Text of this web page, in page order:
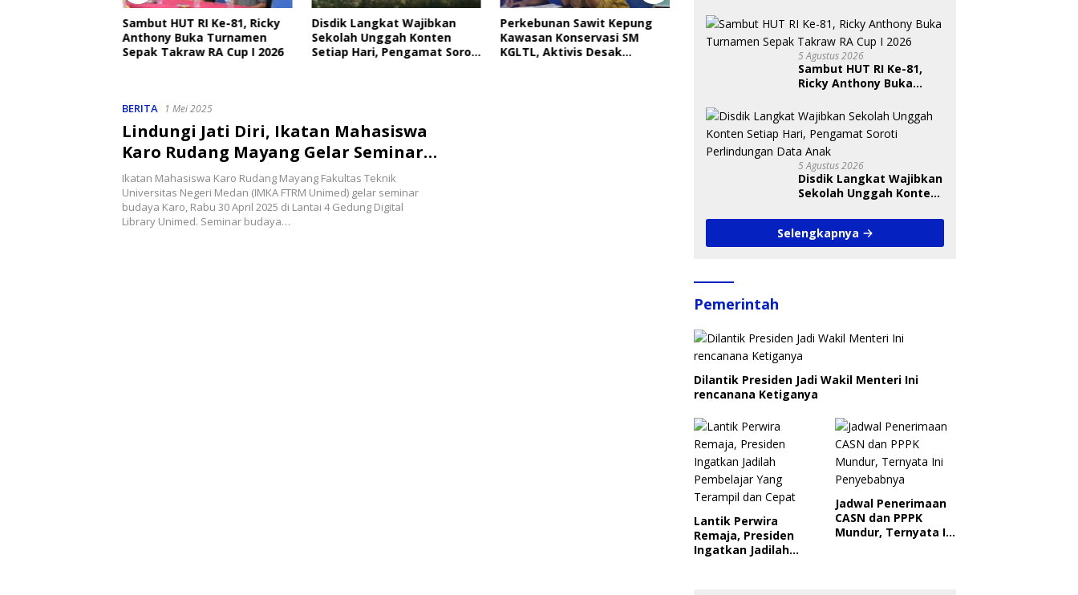
Sambut HUT RI Ke-81, Ricky
Anthony Buka Turnamen
Sepak Takraw RA Cup I 2026
Disdik Langkat Wajibkan
Sekolah Unggah Konten
Setiap Hari, Pengamat Soroti
Perkebunan Sawit Kepung
Kawasan Konservasi SM
KGLTL, Aktivis Desak
Indri Nugraheni: Festival
Sayang Anak Harus Jadi
Gerakan Berkelanjutan
Perlindungan Anak
BKSDA Segera Evaluasi
Perkebunan Sawit di
Langkat
BERITA 1 Mei 2025
Lindungi Jati Diri, Ikatan Mahasiswa
Karo Rudang Mayang Gelar Seminar
Budaya
Ikatan Mahasiswa Karo Rudang Mayang Fakultas Teknik
Universitas Negeri Medan (IMKA FTRM Unimed) gelar seminar
budaya Karo, Rabu 30 April 2025 di Lantai 4 Gedung Digital
Library Unimed. Seminar budaya…
5 Agustus 2026
Sambut HUT RI Ke-81,
Ricky Anthony Buka
Takraw RA Cup I 2026
5 Agustus 2026
Disdik Langkat Wajibkan
Sekolah Unggah Konten
Soroti Perlindungan
Data Anak
Selengkapnya
Pemerintah
Dilantik Presiden Jadi Wakil Menteri Ini
rencanana Ketiganya
Lantik Perwira
Remaja, Presiden
Ingatkan Jadilah
Jadwal Penerimaan
CASN dan PPPK
Mundur, Ternyata Ini